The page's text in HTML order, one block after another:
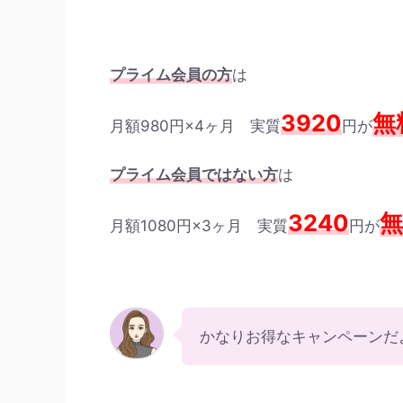
プライム会員の方は
月額980円×4ヶ月 実質3920円が無
プライム会員ではない方は
月額1080円×3ヶ月 実質3240円が
かなりお得なキャンペーン